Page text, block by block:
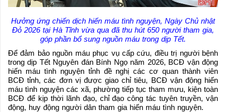
Hưởng ứng chiến dịch hiến máu tình nguyện, Ngày Chủ nhật
Đỏ 2026 tại Hà Tĩnh vừa qua đã thu hút 650 người tham gia,
góp phần bổ sung nguồn máu trong dịp Tết.
Để đảm bảo nguồn máu phục vụ cấp cứu, điều trị người bệnh
trong dịp Tết Nguyên đán Bính Ngọ năm 2026, BCĐ vận động
hiến máu tình nguyện tỉnh đề nghị các cơ quan thành viên
BCĐ tỉnh, các đơn vị được giao chỉ tiêu, BCĐ vận động hiến
máu tình nguyện các xã, phường tiếp tục tham mưu, kiện toàn
BCĐ để kịp thời lãnh đạo, chỉ đạo công tác tuyên truyền, vận
động, huy động người dân tham gia hiến máu tình nguyện.